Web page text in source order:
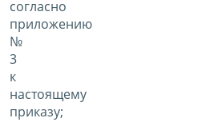
согласно
приложению
№
3
к
настоящему
приказу;